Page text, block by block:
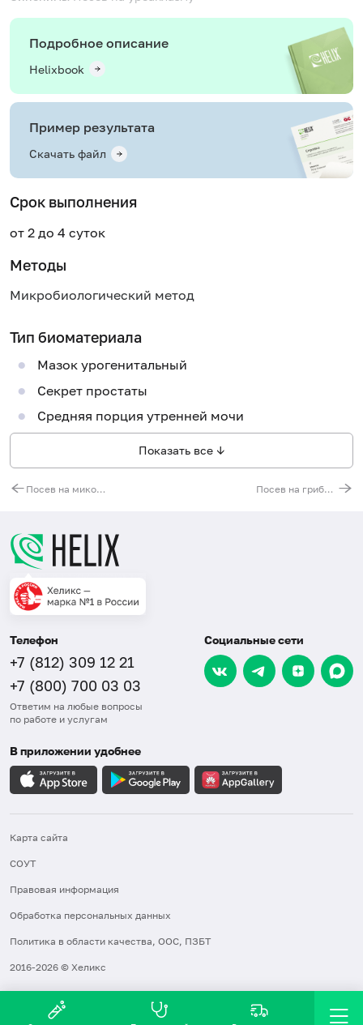
Подробное описание
Helixbook
Пример результата
Скачать файл
Срок выполнения
от 2 до 4 суток
Методы
Микробиологический метод
Тип биоматериала
Мазок урогенитальный
Секрет простаты
Средняя порция утренней мочи
Показать все ↓
Посев на микоплазмы (Mycoplasma hominis) с определением чувствительности к антибиотикам (при титре 1х10^4 и выше) Посев на грибы (Candida spp.) с подбором антимикотических препаратов
Телефон
+7 (812) 309 12 21
+7 (800) 700 03 03
Ответим на любые вопросы
по работе и услугам
Социальные сети
В приложении удобнее
Карта сайта
СОУТ
Правовая информация
Обработка персональных данных
Политика в области качества, ООС, ПЗБТ
2016-2026 © Хеликс